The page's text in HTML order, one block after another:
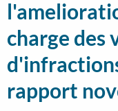
charge des
rapport